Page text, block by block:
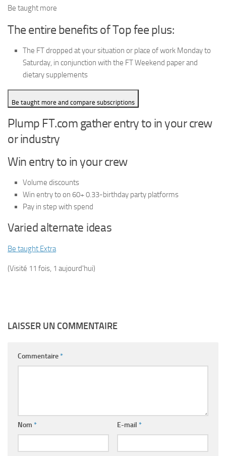
Be taught more
The entire benefits of Top fee plus:
The FT dropped at your situation or place of work Monday to
Saturday, in conjunction with the FT Weekend paper and
dietary supplements
Be taught more and compare subscriptions
Plump FT.com gather entry to in your crew
or industry
Win entry to in your crew
Volume discounts
Win entry to on 60+ 0.33-birthday party platforms
Pay in step with spend
Varied alternate ideas
Be taught Extra
(Visité 11 fois, 1 aujourd'hui)
LAISSER UN COMMENTAIRE
Commentaire*
Nom * E-mail *